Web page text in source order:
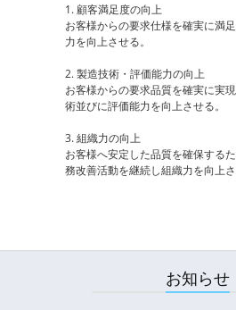
1. 顧客満足度の向上
お客様からの要求仕様を確実に満
力を向上させる。
2. 製造技術・評価能力の向上
お客様からの要求品質を確実に実
術並びに評価能力を向上させる。
3. 組織力の向上
お客様へ安定した品質を確保する
務改善活動を継続し組織力を向上さ
お知らせ